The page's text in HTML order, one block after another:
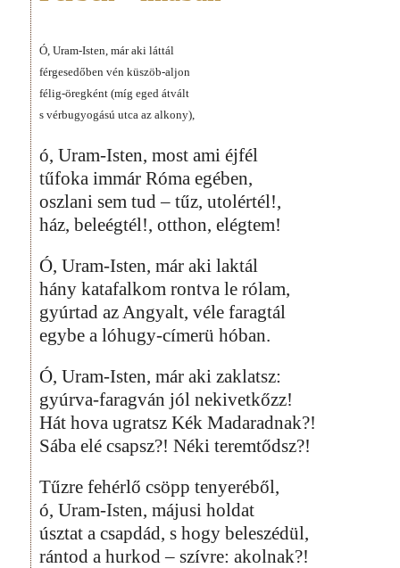
Ó, Uram-Isten, már aki láttál
férgesedőben vén küszöb-aljon
félig-öregként (míg eged átvált
s vérbugyogású utca az alkony),
ó, Uram-Isten, most ami éjfél
tűfoka immár Róma egében,
oszlani sem tud – tűz, utolértél!,
ház, beleégtél!, otthon, elégtem!
Ó, Uram-Isten, már aki laktál
hány katafalkom rontva le rólam,
gyúrtad az Angyalt, véle faragtál
egybe a lóhugy-címerü hóban.
Ó, Uram-Isten, már aki zaklatsz:
gyúrva-faragván jól nekivetkőzz!
Hát hova ugratsz Kék Madaradnak?!
Sába elé csapsz?! Néki teremtődsz?!
Tűzre fehérlő csöpp tenyeréből,
ó, Uram-Isten, májusi holdat
úsztat a csapdád, s hogy beleszédül,
rántod a hurkod – szívre: akolnak?!